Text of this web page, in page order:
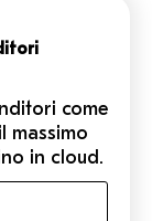
come
massimo
in cloud.